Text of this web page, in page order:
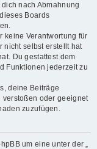
nach Abmahnung
Boards
keine Verantwortung für
nicht selbst erstellt hat
Du gestattest dem
Funktionen jederzeit zu
deine Beiträge
oder geeignet
zuzufügen.
um eine unter der „